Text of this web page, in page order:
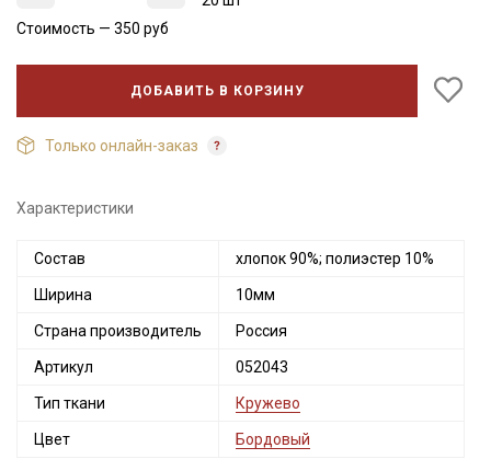
Стоимость — 350 руб
ДОБАВИТЬ В КОРЗИНУ
Только онлайн-заказ
Характеристики
Состав хлопок 90%; полиэстер 10%
Ширина 10мм
Страна производитель Россия
Артикул 052043
Тип ткани Кружево
Цвет Бордовый